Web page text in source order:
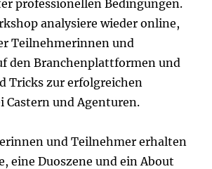
professionellen Bedingungen.
analysiere wieder online,
Teilnehmerinnen und
den Branchenplattformen und
Tricks zur erfolgreichen
Castern und Agenturen.
und Teilnehmer erhalten
eine Duoszene und ein About